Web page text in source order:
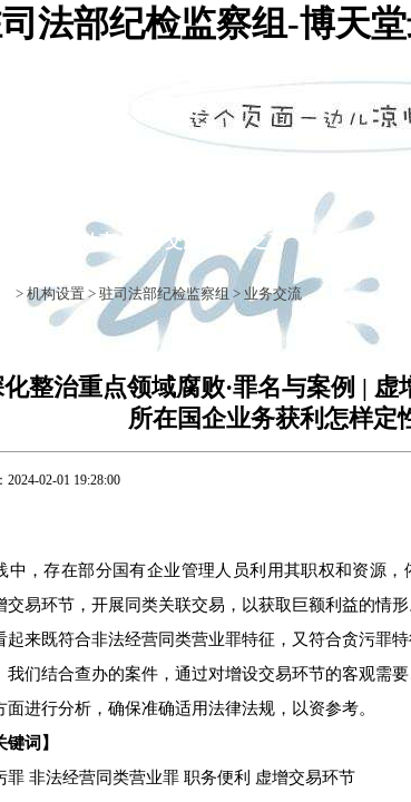
法部纪检监察组-博天
工作动态 业务交流 他山之石 廉
> 机构设置 > 驻司法部纪检监察组 > 业务交流
整治重点领域腐败·罪名与案例 | 虚
所在国企业务获利怎样定
2024-02-01 19:28:00
存在部分国有企业管理人员利用其职权和资源，
交易环节，开展同类关联交易，以获取巨额利益的情
起来既符合非法经营同类营业罪特征，又符合贪污罪
我们结合查办的案件，通过对增设交易环节的客观需
面进行分析，确保准确适用法律法规，以资参考。
键词】
非法经营同类营业罪 职务便利 虚增交易环节